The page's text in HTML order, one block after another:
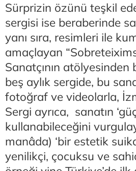
Sürprizin özünü teşkil
sergisi ise beraberinde
yanı sıra, resimleri ile
amaçlayan
Sanatçının
beş aylık sergide, bu
fotoğraf ve videolarla,
Sergi ayrıca, sanatın
kullanabileceğini
manâda) ‘bir estetik
yenilikçi, çocuksu ve